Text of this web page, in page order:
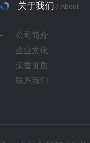
关于我们 / About
公司简介
企业文化
荣誉资质
联系我们